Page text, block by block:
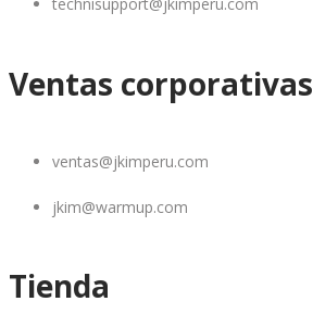
technisupport@jkimperu.com
Ventas corporativas
ventas@jkimperu.com
jkim@warmup.com
Tienda